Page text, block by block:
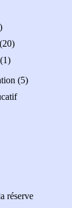
(5)
réserve